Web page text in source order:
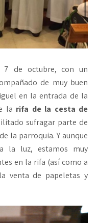
7 de octubre, con un
de muy buen
en la entrada de la
la rifa de la cesta de
sufragar parte de
la parroquia. Y aunque
la luz, estamos muy
en la rifa (así como a
venta de papeletas y